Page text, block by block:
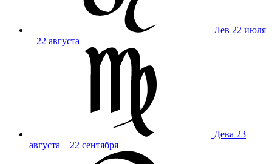
Лев 22 июля
– 22 августа
Дева 23
августа – 22 сентября